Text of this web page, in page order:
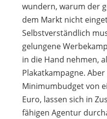
wundern, warum der
dem Markt nicht
Selbstverständlich
gelungene
in die Hand nehmen,
Plakatkampagne.
Minimumbudget von
Euro, lassen sich in
fähigen Agentur